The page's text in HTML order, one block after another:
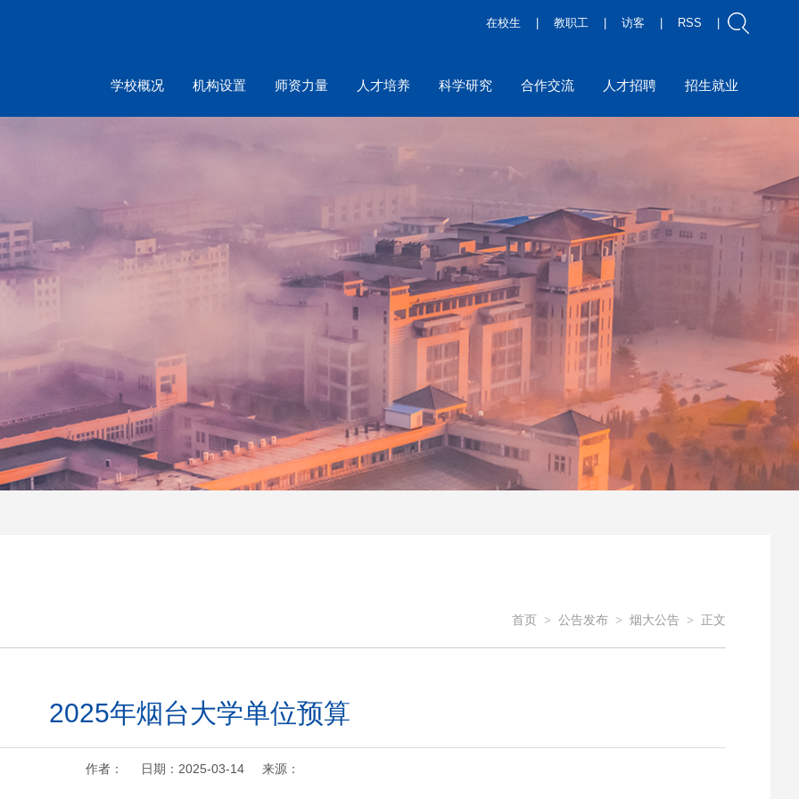
在校生 教职工 访客 RSS
学校概况 机构设置 师资力量 人才培养 科学研究 合作交流 人才招聘 招生就业
首页 > 公告发布 > 烟大公告 > 正文
2025年烟台大学单位预算
作者： 日期：2025-03-14 来源：